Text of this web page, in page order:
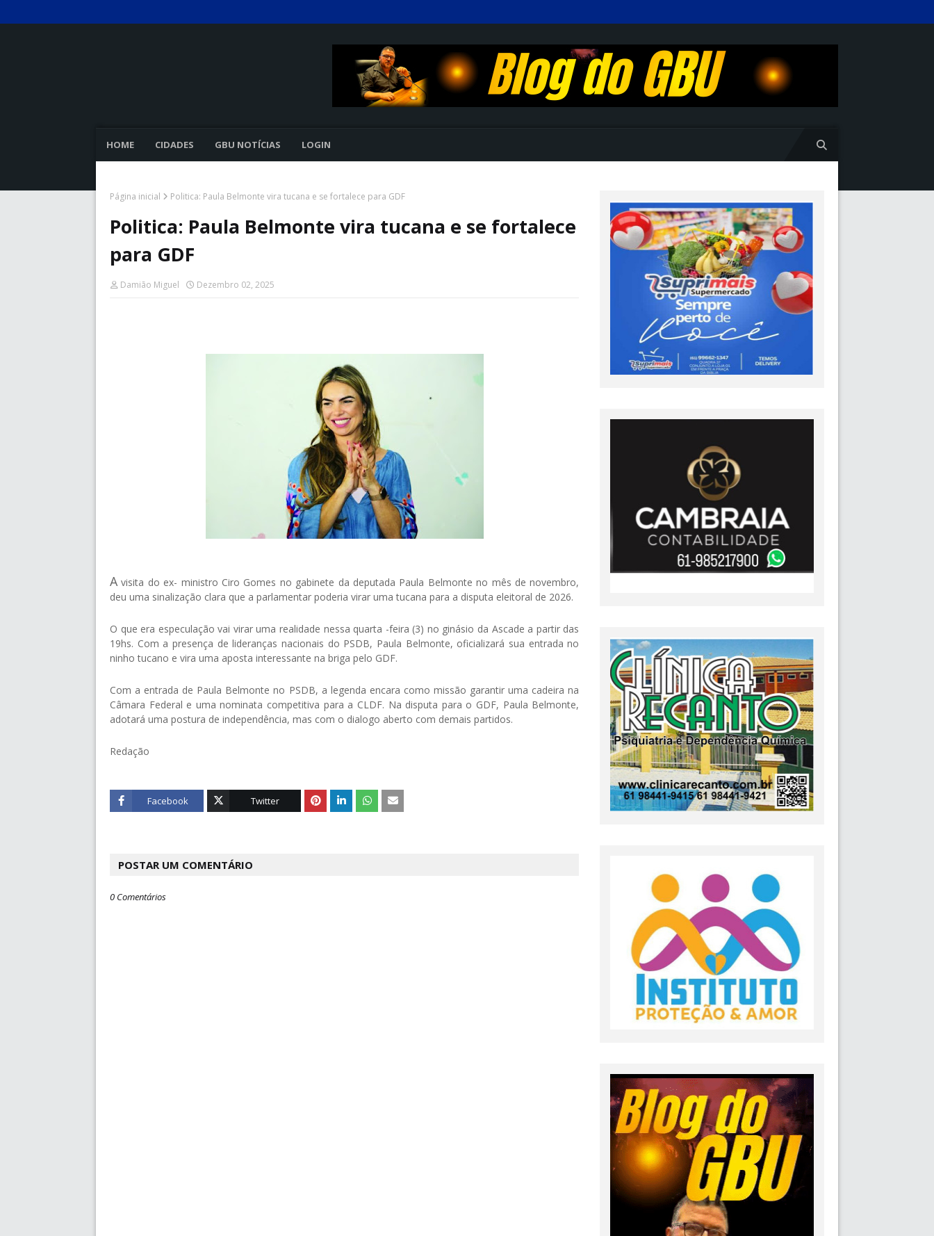
HOME CIDADES GBU NOTÍCIAS LOGIN
Página inicial Politica: Paula Belmonte vira tucana e se fortalece para GDF
Politica: Paula Belmonte vira tucana e se fortalece
para GDF
Damião Miguel Dezembro 02, 2025
Avisita do ex- ministro Ciro Gomes no gabinete da deputada Paula Belmonte no mês de novembro,
deu uma sinalização clara que a parlamentar poderia virar uma tucana para a disputa eleitoral de 2026.
O que era especulação vai virar uma realidade nessa quarta -feira (3) no ginásio da Ascade a partir das
19hs. Com a presença de lideranças nacionais do PSDB, Paula Belmonte, oficializará sua entrada no
ninho tucano e vira uma aposta interessante na briga pelo GDF.
Com a entrada de Paula Belmonte no PSDB, a legenda encara como missão garantir uma cadeira na
Câmara Federal e uma nominata competitiva para a CLDF. Na disputa para o GDF, Paula Belmonte,
adotará uma postura de independência, mas com o dialogo aberto com demais partidos.
Redação
Facebook Twitter
POSTAR UM COMENTÁRIO
0 Comentários